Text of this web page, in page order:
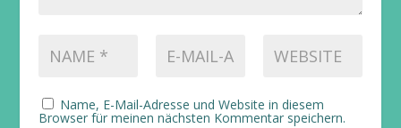
Name, E-Mail-Adresse und Website in diesem
Browser für meinen nächsten Kommentar speichern.